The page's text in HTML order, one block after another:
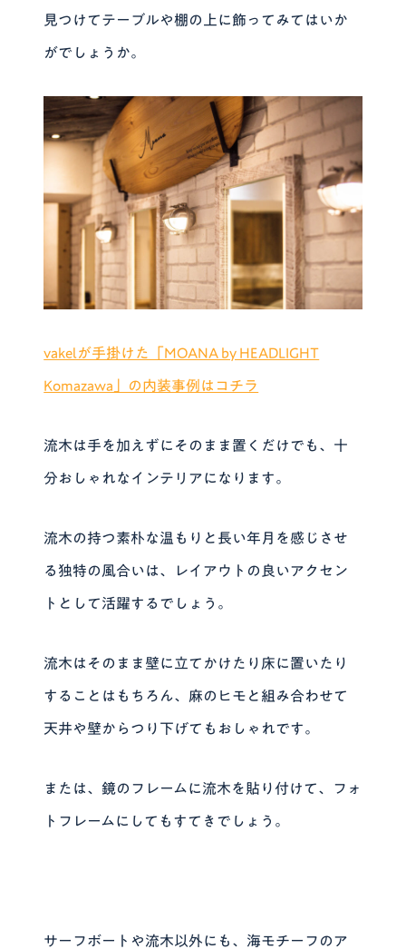
見つけてテーブルや棚の上に飾ってみてはいか
がでしょうか。
vakelが手掛けた「MOANA by HEADLIGHT
Komazawa」の内装事例はコチラ
流木は手を加えずにそのまま置くだけでも、十
分おしゃれなインテリアになります。
流木の持つ素朴な温もりと長い年月を感じさせ
る独特の風合いは、レイアウトの良いアクセン
トとして活躍するでしょう。
流木はそのまま壁に立てかけたり床に置いたり
することはもちろん、麻のヒモと組み合わせて
天井や壁からつり下げてもおしゃれです。
または、鏡のフレームに流木を貼り付けて、フォ
トフレームにしてもすてきでしょう。
サーフボートや流木以外にも、海モチーフのア